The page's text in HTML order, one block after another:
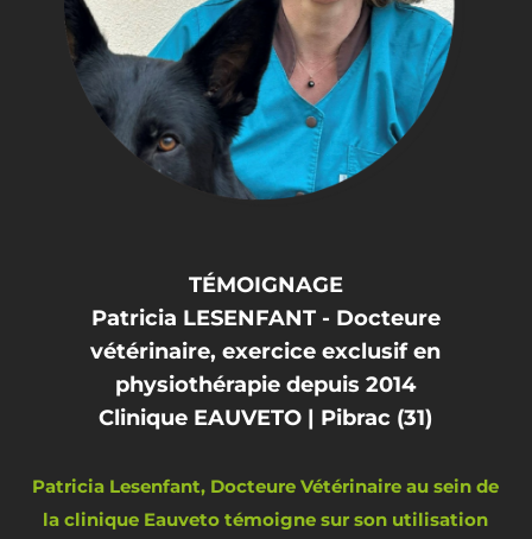
TÉMOIGNAGE
Patricia LESENFANT - Docteure
vétérinaire, exercice exclusif en
physiothérapie depuis 2014
Clinique EAUVETO | Pibrac (31)
Patricia Lesenfant, Docteure Vétérinaire au sein de
la clinique Eauveto témoigne sur son utilisation